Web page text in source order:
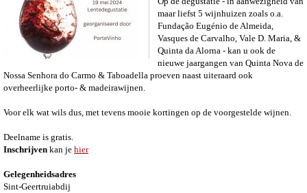
maar liefst 5 wijnhuizen zoals o.a.
Fundação Eugénio de Almeida,
Vasques de Carvalho, Vale D. Maria, &
Quinta da Alorna - kan u ook de
nieuwe jaargangen van Quinta Nova de
Nossa Senhora do Carmo & Taboadella proeven naast uiteraard ook
overheerlijke porto- & madeirawijnen.
Voor elk wat wils dus, met tevens mooie kortingen op de voorgestelde wijnen.
Deelname is gratis.
Inschrijven kan je hier
Gelegenheidsadres
Sint-Geertruiabdij